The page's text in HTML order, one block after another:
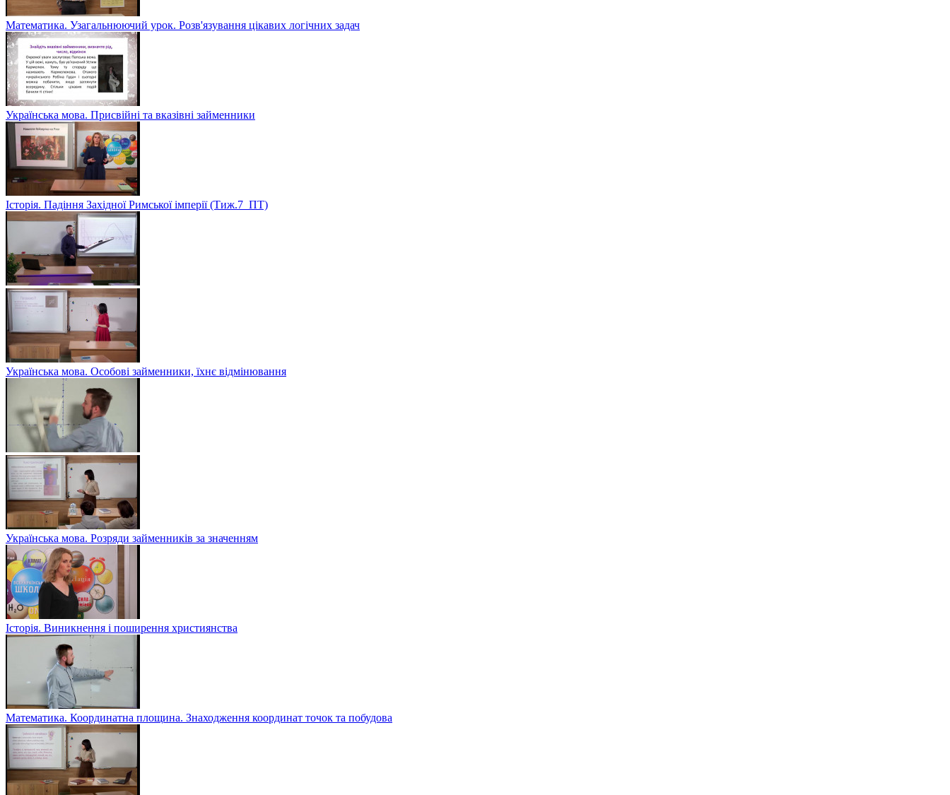
Математика. Узагальнюючий урок. Розв'язування цікавих логічних задач
Українська мова. Присвійні та вказівні займенники
Історія. Падіння Західної Римської імперії (Тиж.7_ПТ)
Українська мова. Особові займенники, їхнє відмінювання
Українська мова. Розряди займенників за значенням
Історія. Виникнення і поширення християнства
Математика. Координатна площина. Знаходження координат точок та побудова